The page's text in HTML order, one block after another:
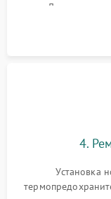
Диагностика
4.
Установка